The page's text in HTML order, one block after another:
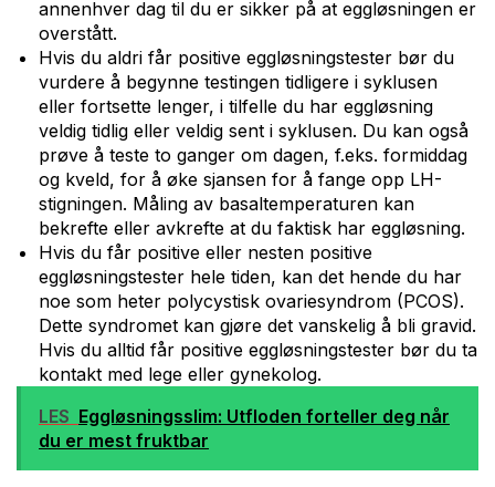
annenhver dag til du er sikker på at eggløsningen er
overstått.
Hvis du aldri får positive eggløsningstester bør du
vurdere å begynne testingen tidligere i syklusen
eller fortsette lenger, i tilfelle du har eggløsning
veldig tidlig eller veldig sent i syklusen. Du kan også
prøve å teste to ganger om dagen, f.eks. formiddag
og kveld, for å øke sjansen for å fange opp LH-
stigningen. Måling av basaltemperaturen kan
bekrefte eller avkrefte at du faktisk har eggløsning.
Hvis du får positive eller nesten positive
eggløsningstester hele tiden, kan det hende du har
noe som heter polycystisk ovariesyndrom (PCOS).
Dette syndromet kan gjøre det vanskelig å bli gravid.
Hvis du alltid får positive eggløsningstester bør du ta
kontakt med lege eller gynekolog.
LES Eggløsningsslim: Utfloden forteller deg når
du er mest fruktbar